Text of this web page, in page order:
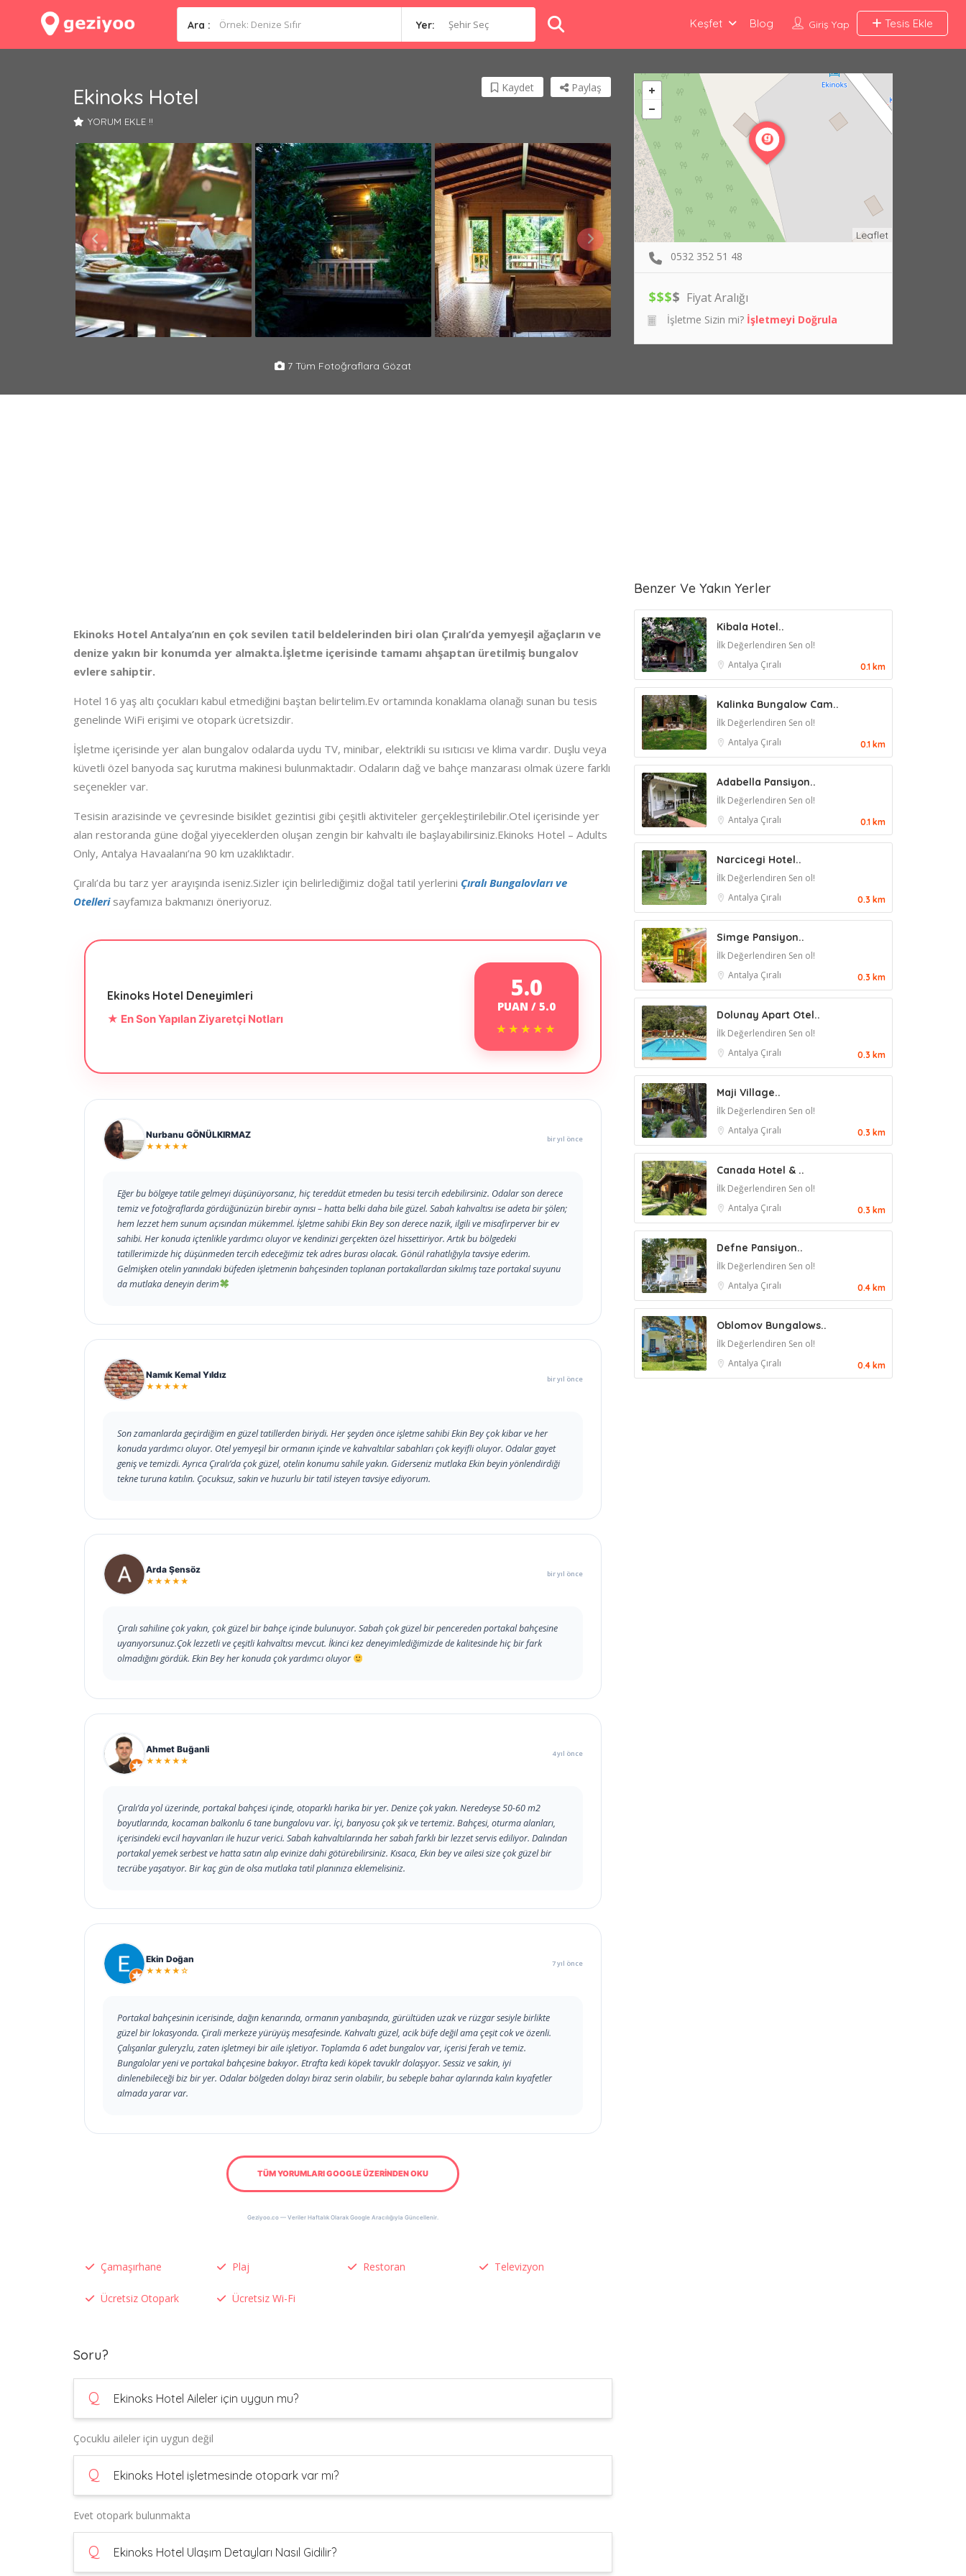
Ara : Yer: Şehir Seç Giriş Yap Tesis Ekle
Keşfet Blog
Ekinoks Hotel
YORUM EKLE !!
Paylaş
Kaydet
7 Tüm Fotoğraflara Gözat
Ekinoks Hotel Antalya’nın en çok sevilen tatil beldelerinden biri olan Çıralı’da yemyeşil ağaçların ve
denize yakın bir konumda yer almakta.İşletme içerisinde tamamı ahşaptan üretilmiş bungalov
evlere sahiptir.
Hotel 16 yaş altı çocukları kabul etmediğini baştan belirtelim.Ev ortamında konaklama olanağı sunan bu tesis
genelinde WiFi erişimi ve otopark ücretsizdir.
İşletme içerisinde yer alan bungalov odalarda uydu TV, minibar, elektrikli su ısıtıcısı ve klima vardır. Duşlu veya
küvetli özel banyoda saç kurutma makinesi bulunmaktadır. Odaların dağ ve bahçe manzarası olmak üzere farklı
seçenekler var.
Tesisin arazisinde ve çevresinde bisiklet gezintisi gibi çeşitli aktiviteler gerçekleştirilebilir.Otel içerisinde yer
alan restoranda güne doğal yiyeceklerden oluşan zengin bir kahvaltı ile başlayabilirsiniz.Ekinoks Hotel – Adults
Only, Antalya Havaalanı’na 90 km uzaklıktadır.
Çıralı’da bu tarz yer arayışında iseniz.Sizler için belirlediğimiz doğal tatil yerlerini Çıralı Bungalovları ve
Otellerisayfamıza bakmanızı öneriyoruz.
Ekinoks Hotel Deneyimleri
★ En Son Yapılan Ziyaretçi Notları
5.0
PUAN / 5.0
★★★★★
★★★★★
Nurbanu GÖNÜLKIRMAZ
★★★★★
bir yıl önce
Eğer bu bölgeye tatile gelmeyi düşünüyorsanız, hiç tereddüt etmeden bu tesisi tercih edebilirsiniz. Odalar son derece
temiz ve fotoğraflarda gördüğünüzün birebir aynısı – hatta belki daha bile güzel. Sabah kahvaltısı ise adeta bir şölen;
hem lezzet hem sunum açısından mükemmel. İşletme sahibi Ekin Bey son derece nazik, ilgili ve misafirperver bir ev
sahibi. Her konuda içtenlikle yardımcı oluyor ve kendinizi gerçekten özel hissettiriyor. Artık bu bölgedeki
tatillerimizde hiç düşünmeden tercih edeceğimiz tek adres burası olacak. Gönül rahatlığıyla tavsiye ederim.
Gelmişken otelin yanındaki büfeden işletmenin bahçesinden toplanan portakallardan sıkılmış taze portakal suyunu
da mutlaka deneyin derim
Namık Kemal Yıldız
★★★★★
bir yıl önce
Son zamanlarda geçirdiğim en güzel tatillerden biriydi. Her şeyden önce işletme sahibi Ekin Bey çok kibar ve her
konuda yardımcı oluyor. Otel yemyeşil bir ormanın içinde ve kahvaltılar sabahları çok keyifli oluyor. Odalar gayet
geniş ve temizdi. Ayrıca Çıralı’da çok güzel, otelin konumu sahile yakın. Giderseniz mutlaka Ekin beyin yönlendirdiği
tekne turuna katılın. Çocuksuz, sakin ve huzurlu bir tatil isteyen tavsiye ediyorum.
Arda Şensöz
★★★★★
bir yıl önce
Çıralı sahiline çok yakın, çok güzel bir bahçe içinde bulunuyor. Sabah çok güzel bir pencereden portakal bahçesine
uyanıyorsunuz.Çok lezzetli ve çeşitli kahvaltısı mevcut. İkinci kez deneyimlediğimizde de kalitesinde hiç bir fark
olmadığını gördük. Ekin Bey her konuda çok yardımcı oluyor
Ahmet Buğanli
★★★★★
4 yıl önce
Çıralı’da yol üzerinde, portakal bahçesi içinde, otoparklı harika bir yer. Denize çok yakın. Neredeyse 50-60 m2
boyutlarında, kocaman balkonlu 6 tane bungalovu var. İçi, banyosu çok şık ve tertemiz. Bahçesi, oturma alanları,
içerisindeki evcil hayvanları ile huzur verici. Sabah kahvaltılarında her sabah farklı bir lezzet servis ediliyor. Dalından
portakal yemek serbest ve hatta satın alıp evinize dahi götürebilirsiniz. Kısaca, Ekin bey ve ailesi size çok güzel bir
tecrübe yaşatıyor. Bir kaç gün de olsa mutlaka tatil planınıza eklemelisiniz.
Ekin Doğan
★★★★☆
7 yıl önce
Portakal bahçesinin icerisinde, dağın kenarında, ormanın yanıbaşında, gürültüden uzak ve rüzgar sesiyle birlikte
güzel bir lokasyonda. Çirali merkeze yürüyüş mesafesinde. Kahvaltı güzel, acik büfe değil ama çeşit cok ve özenli.
Çalışanlar guleryzlu, zaten işletmeyi bir aile işletiyor. Toplamda 6 adet bungalov var, içerisi ferah ve temiz.
Bungalolar yeni ve portakal bahçesine bakıyor. Etrafta kedi köpek tavuklr dolaşıyor. Sessiz ve sakin, iyi
dinlenebileceği biz bir yer. Odalar bölgeden dolayı biraz serin olabilir, bu sebeple bahar aylarında kalın kıyafetler
almada yarar var.
TÜM YORUMLARI GOOGLE ÜZERİNDEN OKU
Geziyoo.co — Veriler Haftalık Olarak Google Aracılığıyla Güncellenir.
Çamaşırhane Plaj Restoran Televizyon
Ücretsiz Otopark Ücretsiz Wi-Fi
Soru?
Q Ekinoks Hotel Aileler için uygun mu?
Çocuklu aileler için uygun değil
Q Ekinoks Hotel işletmesinde otopark var mı?
Evet otopark bulunmakta
Q Ekinoks Hotel Ulaşım Detayları Nasıl Gidilir?
Leaflet
0532 352 51 48
$$$$ Fiyat Aralığı
İşletme Sizin mi? İşletmeyi Doğrula
Benzer Ve Yakın Yerler
Kibala Hotel..
İlk Değerlendiren Sen ol!
Antalya Çıralı 0.1 km
Kalinka Bungalow Cam..
İlk Değerlendiren Sen ol!
Antalya Çıralı 0.1 km
Adabella Pansiyon..
İlk Değerlendiren Sen ol!
Antalya Çıralı 0.1 km
Narcicegi Hotel..
İlk Değerlendiren Sen ol!
Antalya Çıralı 0.3 km
Simge Pansiyon..
İlk Değerlendiren Sen ol!
Antalya Çıralı 0.3 km
Dolunay Apart Otel..
İlk Değerlendiren Sen ol!
Antalya Çıralı 0.3 km
Maji Village..
İlk Değerlendiren Sen ol!
Antalya Çıralı 0.3 km
Canada Hotel & ..
İlk Değerlendiren Sen ol!
Antalya Çıralı 0.3 km
Defne Pansiyon..
İlk Değerlendiren Sen ol!
Antalya Çıralı 0.4 km
Oblomov Bungalows..
İlk Değerlendiren Sen ol!
Antalya Çıralı 0.4 km